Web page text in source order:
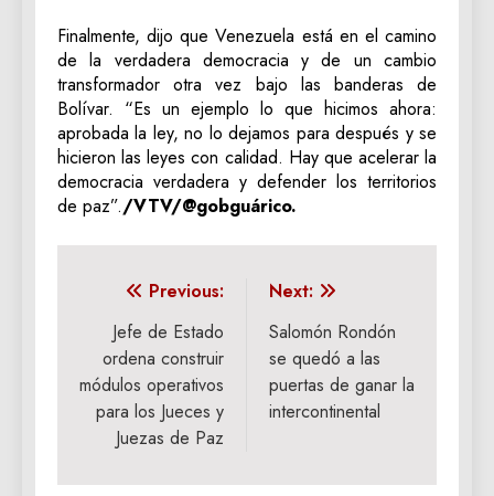
Finalmente, dijo que Venezuela está en el camino
de la verdadera democracia y de un cambio
transformador otra vez bajo las banderas de
Bolívar. “Es un ejemplo lo que hicimos ahora:
aprobada la ley, no lo dejamos para después y se
hicieron las leyes con calidad. Hay que acelerar la
democracia verdadera y defender los territorios
de paz”./VTV/@gobguárico.
Navegación
entradas
Previous:
Jefe de Estado
ordena construir
módulos operativos
para los Jueces y
Juezas de Paz
Next:
Salomón Rondón
se quedó a las
puertas de ganar la
intercontinental